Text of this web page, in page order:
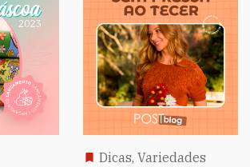
Dicas, Variedades